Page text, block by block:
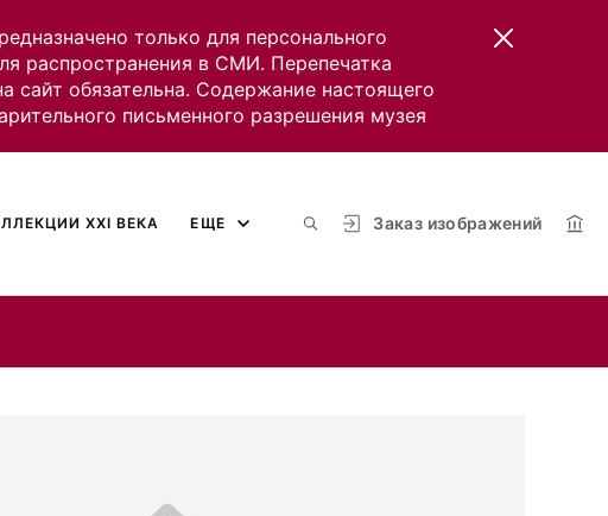
только для персонального
распространения в СМИ. Перепечатка
сайт обязательна. Содержание настоящего
письменного разрешения музея
Заказ изображений
XXI ВЕКА ЕЩЕ